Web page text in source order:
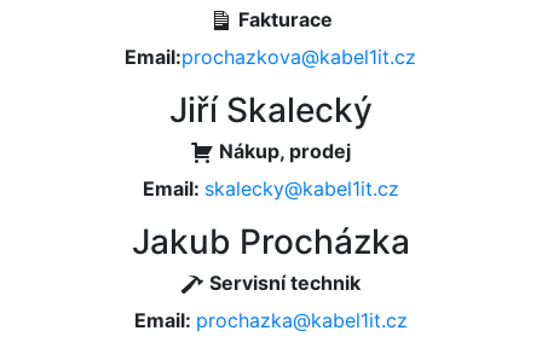
Fakturace
Email:prochazkova@kabel1it.cz
Jiří Skalecký
Nákup, prodej
Email: skalecky@kabel1it.cz
Jakub Procházka
Servisní technik
Email: prochazka@kabel1it.cz